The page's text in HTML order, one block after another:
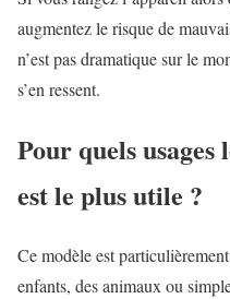
augmentez le risque de
n’est pas dramatique sur le
s’en ressent.
Pour quels
est le plus utile ?
Ce modèle est
enfants, des animaux ou